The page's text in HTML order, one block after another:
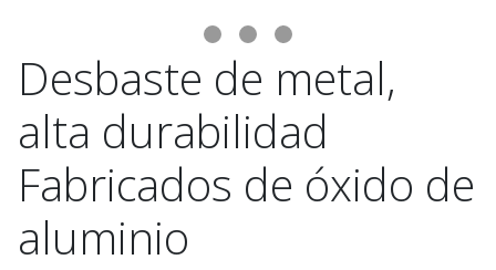
Desbaste de metal,
alta durabilidad
Fabricados de óxido de
aluminio